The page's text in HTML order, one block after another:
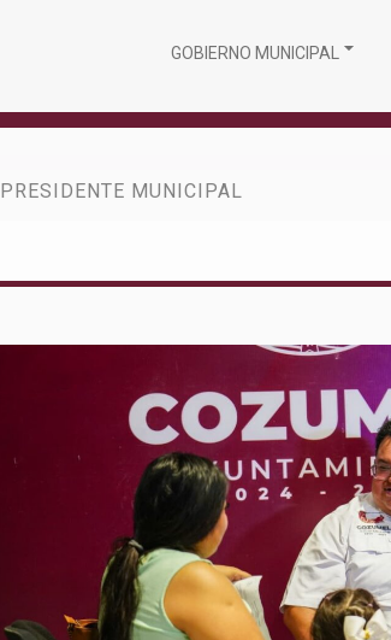
GOBIERNO MUNICIPAL
PRESIDENTE MUNICIPAL